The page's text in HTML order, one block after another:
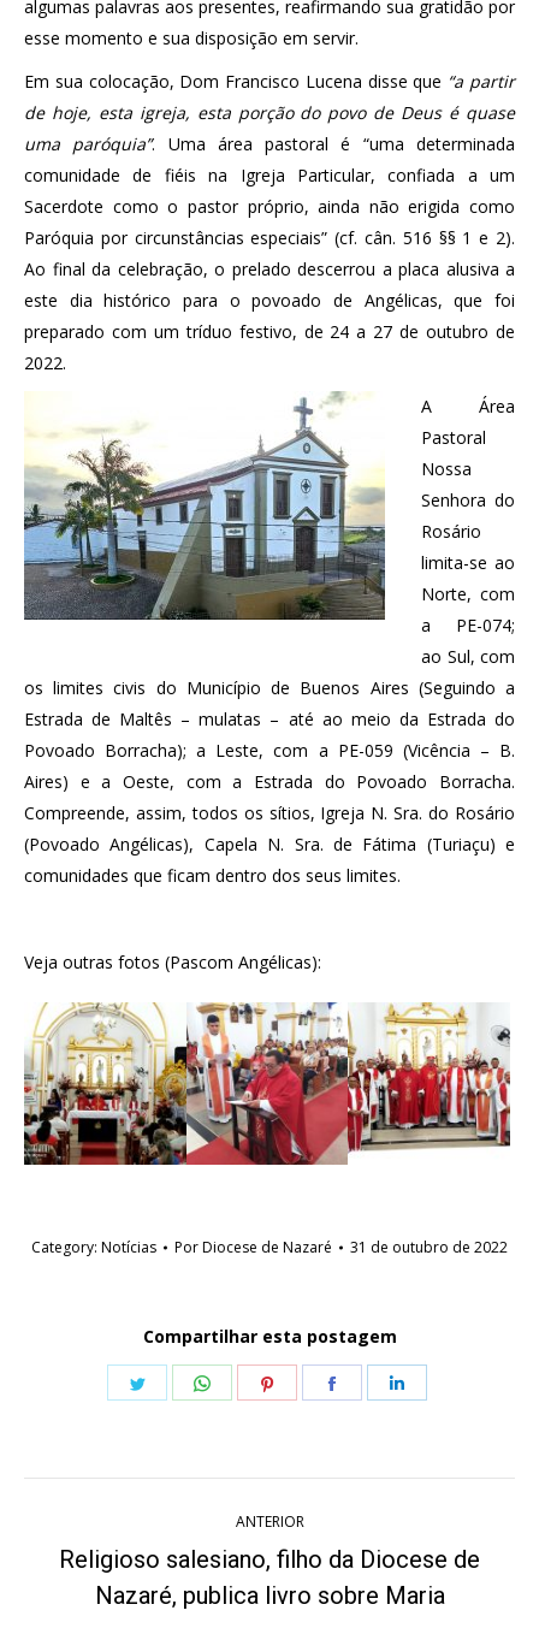
algumas palavras aos presentes, reafirmando sua gratidão por
esse momento e sua disposição em servir.
Em sua colocação, Dom Francisco Lucena disse que “a partir
de hoje, esta igreja, esta porção do povo de Deus é quase
uma paróquia”. Uma área pastoral é “uma determinada
comunidade de fiéis na Igreja Particular, confiada a um
Sacerdote como o pastor próprio, ainda não erigida como
Paróquia por circunstâncias especiais” (cf. cân. 516 §§ 1 e 2).
Ao final da celebração, o prelado descerrou a placa alusiva a
este dia histórico para o povoado de Angélicas, que foi
preparado com um tríduo festivo, de 24 a 27 de outubro de
2022.
A Área
Pastoral
Nossa
Senhora do
Rosário
limita-se ao
Norte, com
a PE-074;
ao Sul, com
os limites civis do Município de Buenos Aires (Seguindo a
Estrada de Maltês – mulatas – até ao meio da Estrada do
Povoado Borracha); a Leste, com a PE-059 (Vicência – B.
Aires) e a Oeste, com a Estrada do Povoado Borracha.
Compreende, assim, todos os sítios, Igreja N. Sra. do Rosário
(Povoado Angélicas), Capela N. Sra. de Fátima (Turiaçu) e
comunidades que ficam dentro dos seus limites.
Veja outras fotos (Pascom Angélicas):
Category: Notícias PorDiocese de Nazaré 31 de outubro de 2022
Compartilhar esta postagem
Share
Share
Share
Share
de
post:
ANTERIOR
Post
anterior:
Religioso salesiano, filho da Diocese de
Nazaré, publica livro sobre Maria